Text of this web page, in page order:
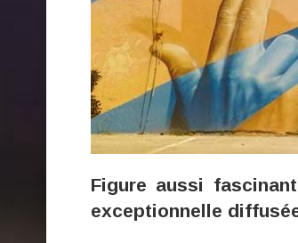
Figure aussi
exceptionnelle